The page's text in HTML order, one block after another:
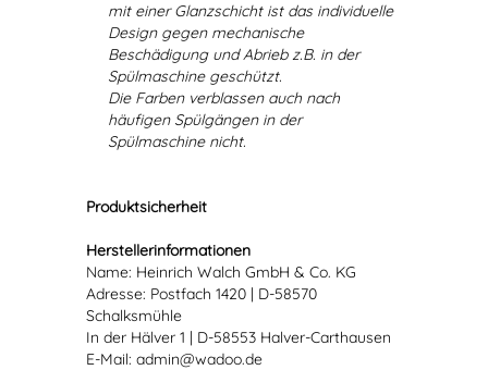
mit einer Glanzschicht ist das individuelle
Design gegen mechanische
Beschädigung und Abrieb z.B. in der
Spülmaschine geschützt.
Die Farben verblassen auch nach
häufigen Spülgängen in der
Spülmaschine nicht.
Produktsicherheit
Herstellerinformationen
Name: Heinrich Walch GmbH & Co. KG
Adresse: Postfach 1420 | D-58570
Schalksmühle
In der Hälver 1 | D-58553 Halver-Carthausen
E-Mail: admin@wadoo.de